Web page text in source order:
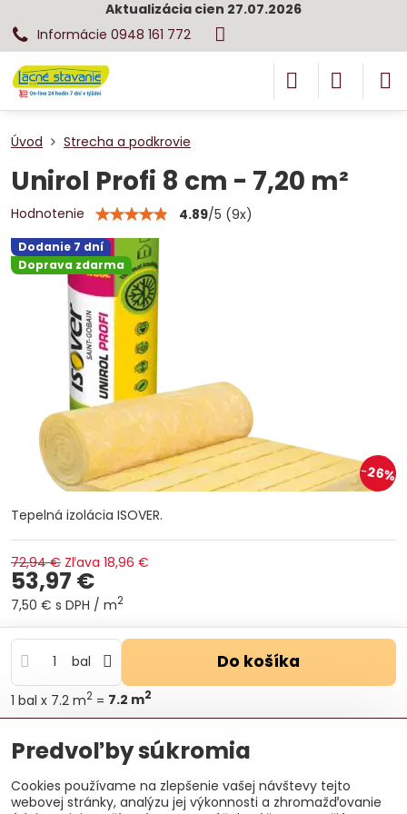
Aktualizácia cien 27.07.2026
Informácie 0948 161 772
Dodanie 7 dní
Doprava zdarma
26%
Úvod Strecha a podkrovie
Unirol Profi 8 cm - 7,20 m²
Hodnotenie 4.89/5 (9x)
Tepelná izolácia ISOVER.
72,94 € Zľava 18,96 €
53,97 €
7,50 € s DPH / m2
bal Do košíka
1 bal x 7.2 m2 = 7.2 m2
Otázka k produktu
Doručenia
Výrobca:
ISOVER Saint-Gobain
Predvoľby súkromia
Cookies používame na zlepšenie vašej návštevy tejto
webovej stránky, analýzu jej výkonnosti a zhromažďovanie